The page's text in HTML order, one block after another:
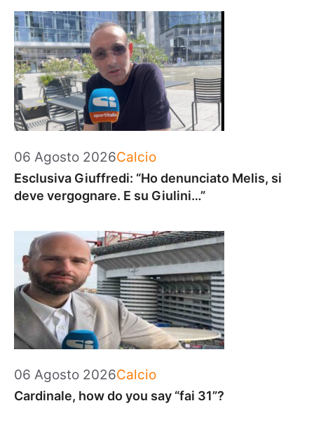
06 Agosto 2026Categorie
Calcio
Esclusiva Giuffredi: “Ho denunciato Melis, si
deve vergognare. E su Giulini…”
06 Agosto 2026Categorie
Calcio
Cardinale, how do you say “fai 31”?